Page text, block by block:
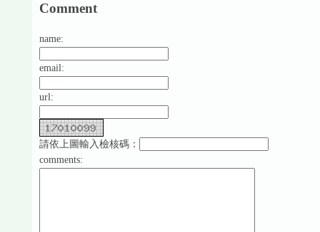
Comment
name:
email:
url:
請依上圖輸入檢核碼：
comments: